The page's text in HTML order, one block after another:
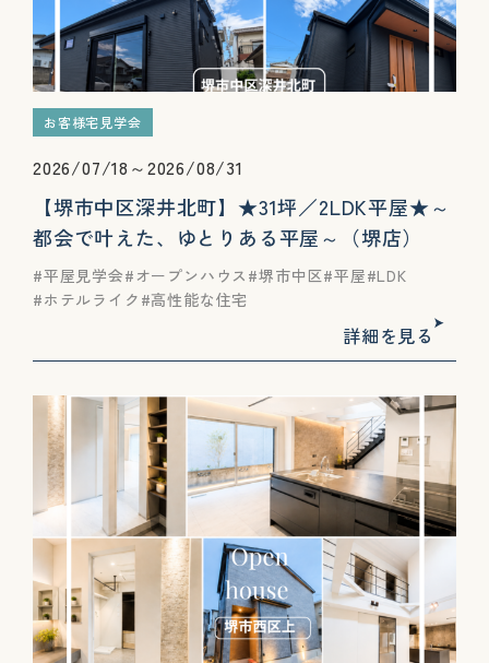
お客様宅見学会
2026/07/18～2026/08/31
【堺市中区深井北町】★31坪／2LDK平屋★～
都会で叶えた、ゆとりある平屋～（堺店）
平屋見学会 オープンハウス 堺市中区 平屋 LDK
ホテルライク
高性能な住宅
詳細を見る